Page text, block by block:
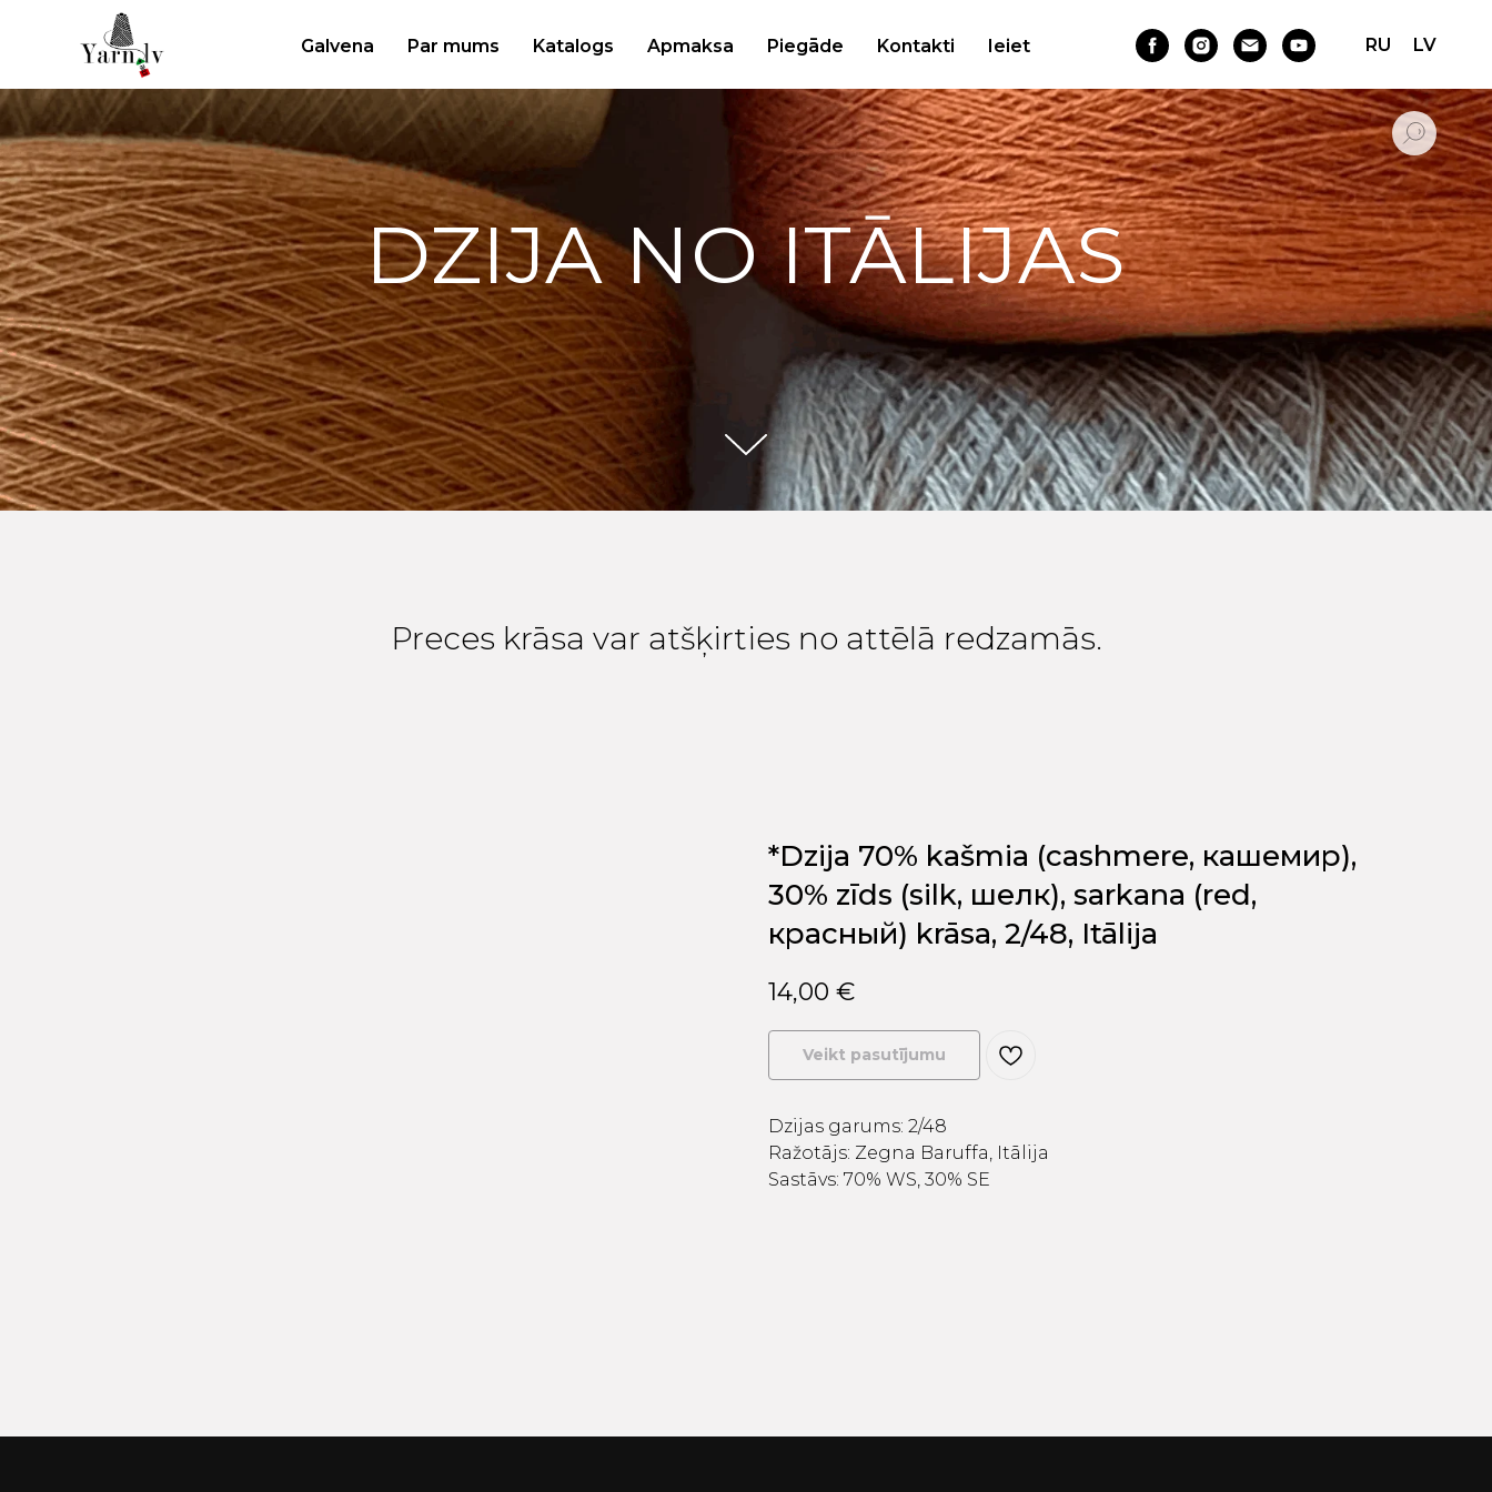
Galvena Par mums Katalogs Apmaksa Piegāde Kontakti Ieiet RU LV
DZIJA NO ITĀLIJAS
Preces krāsa var atšķirties no attēlā redzamās.
*Dzija 70% kašmia (cashmere, кашемир),
30% zīds (silk, шелк), sarkana (red,
красный) krāsa, 2/48, Itālija
14,00 €
Veikt pasutījumu
Dzijas garums: 2/48
Ražotājs: Zegna Baruffa, Itālija
Sastāvs: 70% WS, 30% SE